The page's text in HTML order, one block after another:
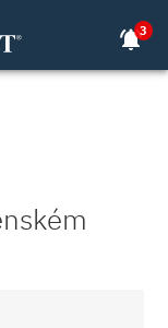
notifications_active3